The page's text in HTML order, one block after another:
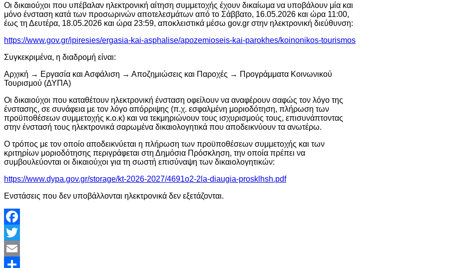
Οι δικαιούχοι που υπέβαλαν ηλεκτρονική αίτηση συμμετοχής έχουν δικαίωμα να υποβάλουν μία και
μόνο ένσταση κατά των προσωρινών αποτελεσμάτων από το Σάββατο, 16.05.2026 και ώρα 11:00,
έως τη Δευτέρα, 18.05.2026 και ώρα 23:59, αποκλειστικά μέσω gov.gr στην ηλεκτρονική διεύθυνση:
https://www.gov.gr/ipiresies/ergasia-kai-asphalise/apozemioseis-kai-parokhes/koinonikos-tourismos
Συγκεκριμένα, η διαδρομή είναι:
Αρχική → Εργασία και Ασφάλιση → Αποζημιώσεις και Παροχές → Προγράμματα Κοινωνικού
Τουρισμού (ΔΥΠΑ)
Οι δικαιούχοι που καταθέτουν ηλεκτρονική ένσταση οφείλουν να αναφέρουν σαφώς τον λόγο της
ένστασης, σε συνάφεια με τον λόγο απόρριψης (π.χ. εσφαλμένη μοριοδότηση, πλήρωση των
προϋποθέσεων συμμετοχής κ.ο.κ) και να τεκμηριώνουν τους ισχυρισμούς τους, επισυνάπτοντας
στην ένστασή τους ηλεκτρονικά σαρωμένα δικαιολογητικά που αποδεικνύουν τα ανωτέρω.
Ο τρόπος με τον οποίο αποδεικνύεται η πλήρωση των προϋποθέσεων συμμετοχής και των
κριτηρίων μοριοδότησης περιγράφεται στη Δημόσια Πρόσκληση, την οποία πρέπει να
συμβουλεύονται οι δικαιούχοι για τη σωστή επισύναψη των δικαιολογητικών:
https://www.dypa.gov.gr/storage/kt-2026-2027/4691o2-2la-diaugia-prosklhsh.pdf
Ενστάσεις που δεν υποβάλλονται ηλεκτρονικά δεν εξετάζονται.
Facebook
Twitter
Email